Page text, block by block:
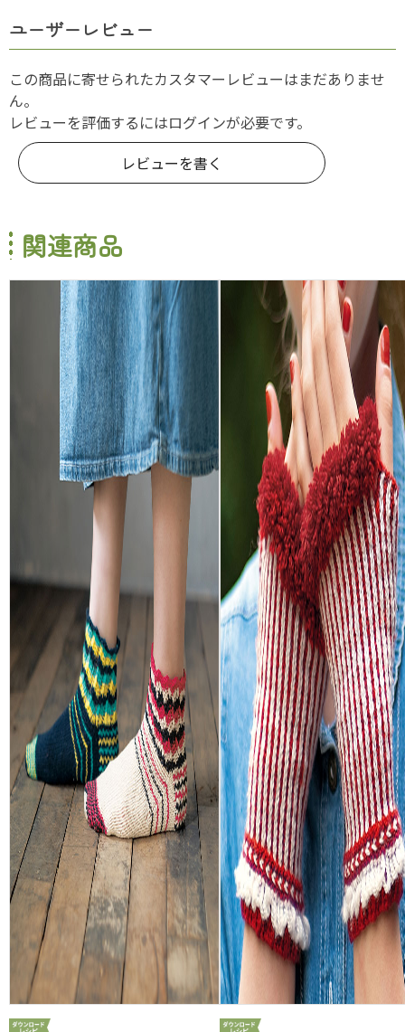
ユーザーレビュー
この商品に寄せられたカスタマーレビューはまだありませ
ん。
レビューを評価するにはログインが必要です。
レビューを書く
関連商品